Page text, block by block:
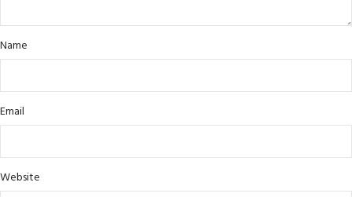
Name
Email
Website